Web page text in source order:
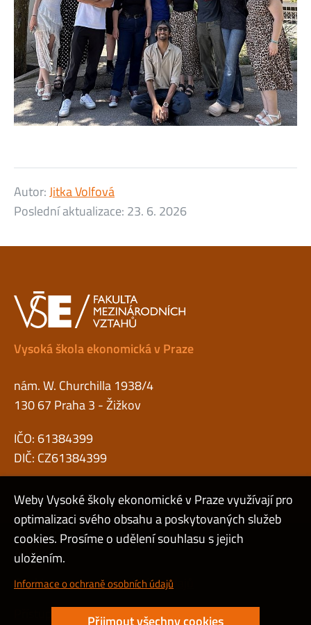
Autor:Jitka Volfová
Poslední aktualizace: 23. 6. 2026
Vysoká škola ekonomická v Praze
nám. W. Churchilla 1938/4
130 67 Praha 3 - Žižkov
IČO: 61384399
DIČ: CZ61384399
Admin
Cookies a ochrana osobních údajů
Přístupnost webu
Weby Vysoké školy ekonomické v Praze využívají pro
optimalizaci svého obsahu a poskytovaných služeb
cookies. Prosíme o udělení souhlasu s jejich
uložením.
Informace o ochraně osobních údajů